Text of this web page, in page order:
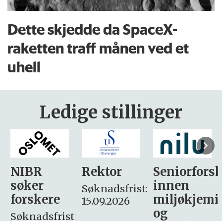
Dette skjedde da SpaceX-
raketten traff månen ved et
uhell
Ledige stillinger
Rektor
Søknadsfrist:
15.09.2026
Seniorforsker
innen
miljøkjemi
søker
– fast